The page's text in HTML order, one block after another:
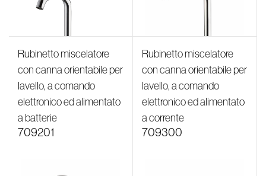
Rubinetto miscelatore
con canna orientabile per
lavello, a comando
elettronico ed alimentato
a batterie
709201
Rubinetto miscelatore
con canna orientabile per
lavello, a comando
elettronico ed alimentato
a corrente
709300